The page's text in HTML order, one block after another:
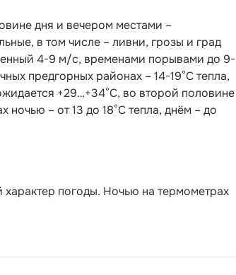
дня и вечером местами –
в том числе – ливни, грозы и град
4-9 м/с, временами порывами до 9-
предгорных районах – 14-19°С тепла,
+29…+34°С, во второй половине
– от 13 до 18°С тепла, днём – до
погоды. Ночью на термометрах